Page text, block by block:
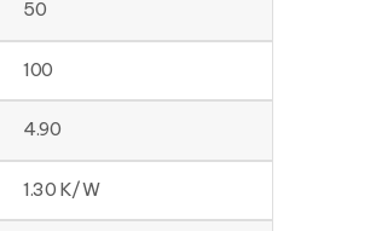
50
100
4.90
1.30 K/W